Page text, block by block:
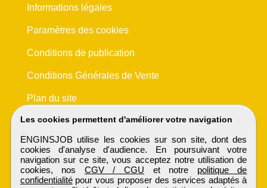
Les cookies permettent d'améliorer votre navigation
ENGINSJOB utilise les cookies sur son site, dont des
cookies d'analyse d'audience. En poursuivant votre
navigation sur ce site, vous acceptez notre utilisation de
cookies, nos CGV / CGU et notre politique de
confidentialitépour vous proposer des services adaptés à
Informations légales
Paramètres des cookies
Conditions de publication
Conditions Générales de Vente
Plan du site